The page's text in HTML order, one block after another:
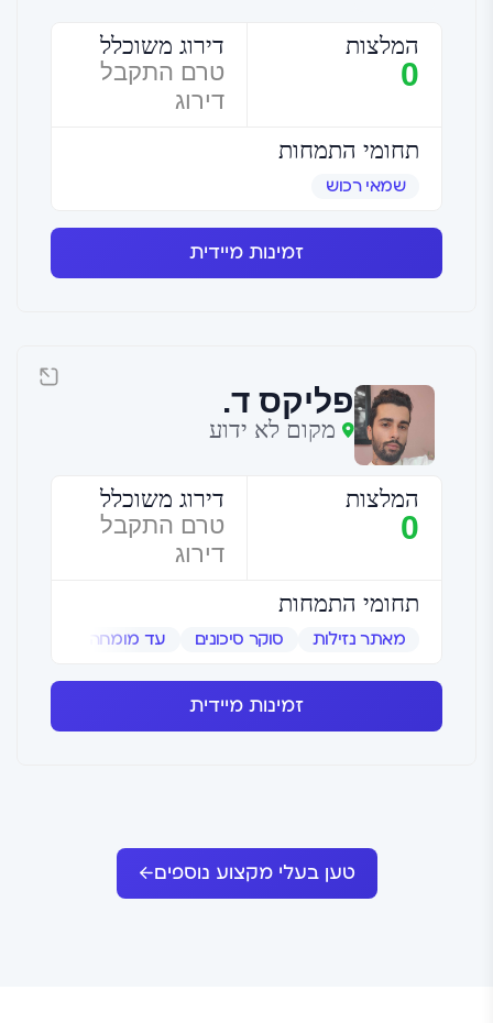
המלצות
0
דירוג משוכלל
טרם התקבל
דירוג
תחומי התמחות
שמאי רכוש
זמינות מיידית
פליקס ד.
מקום לא ידוע
המלצות
0
דירוג משוכלל
טרם התקבל
דירוג
תחומי התמחות
מאתר נזילות סוקר סיכונים עד מומחה
זמינות מיידית
טען בעלי מקצוע נוספים